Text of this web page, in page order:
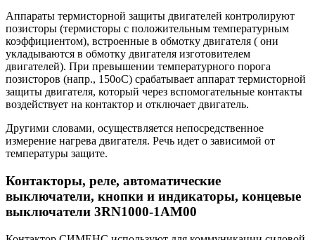
Аппараты термисторной защиты двигателей контролируют
позисторы (термисторы с положительным температурным
коэффициентом), встроенные в обмотку двигателя ( они
укладываются в обмотку двигателя изготовителем
двигателей). При превышении температурного порога
позисторов (напр., 150oС) срабатывает аппарат термисторной
защиты двигателя, который через вспомогательные контакты
воздействует на контактор и отключает двигатель.
Другими словами, осуществляется непосредственное
измерение нагрева двигателя. Речь идет о зависимой от
температуры защите.
Контакторы, реле, автоматические
выключатели, кнопки и индикаторы, концевые
выключатели 3RN1000-1AM00